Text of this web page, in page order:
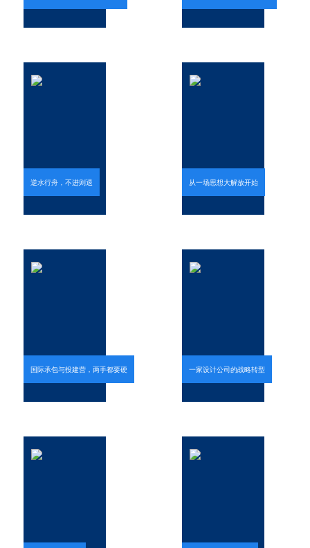
逆水行舟，不进则退 从一场思想大解放开始
国际承包与投建营，两手都要硬 一家设计公司的战略转型